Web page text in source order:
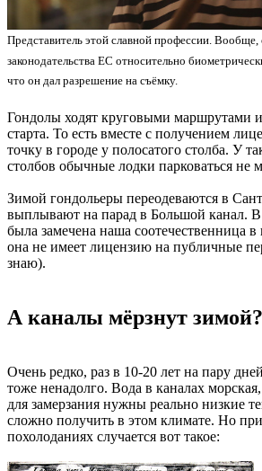
Представитель этой славной профессии. Вообще,
законодательства ЕС относительно
что он дал разрешение на съёмку.
Гондолы ходят круговыми маршрутами
старта. То есть вместе с получением
точку в городе у полосатого столба. У
столбов обычные лодки парковаться не
Зимой гондольеры переодеваются в
выплывают на парад в Большой канал.
была замечена наша соотечественница
она не имеет лицензию на публичные
знаю).
А каналы мёрзнут зимой?
Очень редко, раз в 10-20 лет на пару
тоже ненадолго. Вода в каналах морская,
для замерзания нужны реально низкие
сложно получить в этом климате. Но
похолоданиях случается вот такое: